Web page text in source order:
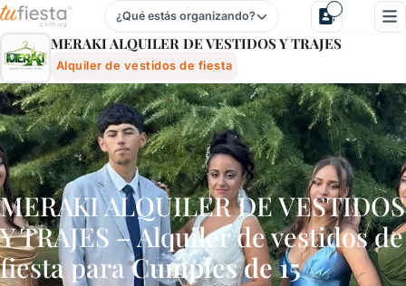
Meraki Alquiler De Vestidos Y Trajes - Alquiler De
¿Qué estás organizando?
MERAKI ALQUILER DE VESTIDOS Y TRAJES
Alquiler de vestidos de fiesta
MERAKI ALQUILER DE VESTIDOS
Y TRAJES – Alquiler de vestidos de
fiesta paraCumples de 15